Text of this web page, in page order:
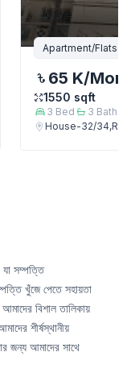
Apartment/Flats
65 K/
1550 sqft
3 Bed 3 Bath
House-32/
যা সম্পত্তি
খুঁজে পেতে সহায়তা
বিশাল তালিকায়
শীর্ষস্থানীয়
জন্য আমাদের সাথে